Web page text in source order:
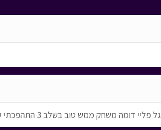
משחק ממש טוב בשלב 3 התהפכתי שניה לפני הסיום אז פרשתי